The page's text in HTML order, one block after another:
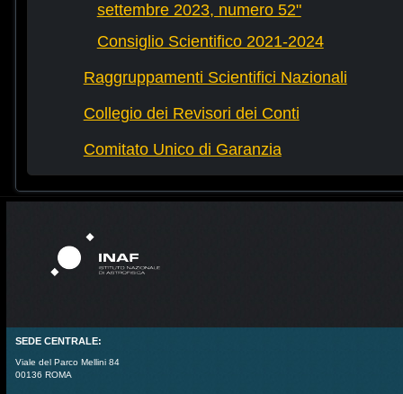
settembre 2023, numero 52"
Consiglio Scientifico 2021-2024
Raggruppamenti Scientifici Nazionali
Collegio dei Revisori dei Conti
Comitato Unico di Garanzia
SEDE CENTRALE:
Viale del Parco Mellini 84
00136 ROMA